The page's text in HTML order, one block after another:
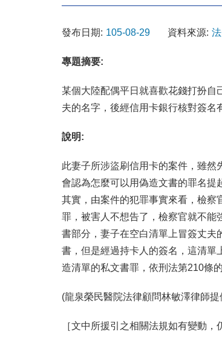
發布日期: 105-08-29 資料來源:
專題摘要:
某個大陸配偶平日就喜歡花錢打扮自
夫的名字，後經信用卡銀行核對簽名
說明:
此妻子所涉盜刷信用卡的案件，雖
會認為怎麼可以用偽造文書的罪名提
其實，由案件的犯罪事實來看，檢察
罪，被害人不想告了，檢察官就不能
書部分，妻子在空白清單上冒簽丈夫
書，但是經過持卡人的簽名，這清單
造清單的私文書罪，依刑法第210條
(龍泉榮民醫院法律顧問林敏澤律師提
［文中所援引之相關法規如有變動，